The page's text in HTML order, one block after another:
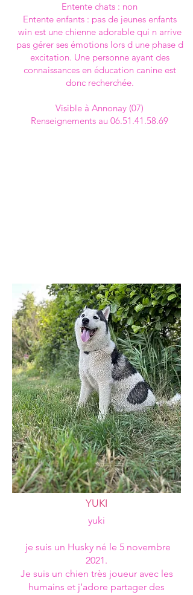
Entente chats : non
Entente enfants : pas de jeunes enfants
win est une chienne adorable qui n arrive
pas gérer ses émotions lors d une phase d
excitation. Une personne ayant des
connaissances en éducation canine est
donc recherchée.
Visible à Annonay (07)
Renseignements au 06.51.41.58.69
YUKI
yuki
je suis un Husky né le 5 novembre
2021.
Je suis un chien très joueur avec les
humains et j’adore partager des